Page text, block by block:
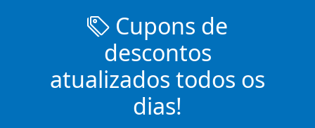
Cupons de
descontos
atualizados todos os
dias!